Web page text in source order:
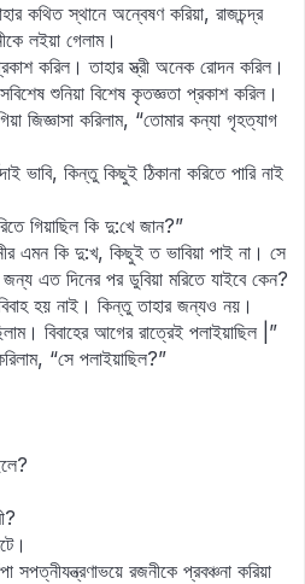
কথিত স্থানে অন্বেষণ করিয়া, রাজচন্দ্র
লইয়া গেলাম।
করিল। তাহার স্ত্রী অনেক রোদন করিল।
শুনিয়া বিশেষ কৃতজ্ঞতা প্রকাশ করিল।
জিজ্ঞাসা করিলাম, “তোমার কন্যা গৃহত্যাগ
ভাবি, কিন্তু কিছুই ঠিকানা করিতে পারি নাই
গিয়াছিল কি দু:খে জান?”
এমন কি দু:খ, কিছুই ত ভাবিয়া পাই না। সে
এত দিনের পর ডুবিয়া মরিতে যাইবে কেন?
হয় নাই। কিন্তু তাহার জন্যও নয়।
বিবাহের আগের রাত্রেই পলাইয়াছিল |”
“সে পলাইয়াছিল?”
রজনীকে প্রবঞ্চনা করিয়া